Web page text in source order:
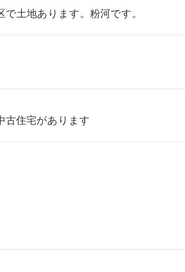
土地あります。粉河です。
古住宅があります